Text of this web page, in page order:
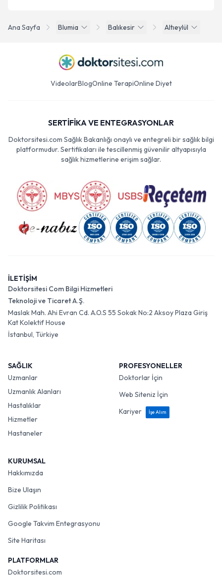
Ana Sayfa Blumia Balıkesir Altıeylül
VideolarBlogOnline TerapiOnline Diyet
SERTİFİKA VE ENTEGRASYONLAR
Doktorsitesi.com Sağlık Bakanlığı onaylı ve entegreli bir sağlık bilgi
platformudur. Sertifikaları ile tescillenmiş güvenilir altyapısıyla
sağlık hizmetlerine erişim sağlar.
İLETİŞİM
Doktorsitesi Com Bilgi Hizmetleri
Teknoloji ve Ticaret A.Ş.
Maslak Mah. Ahi Evran Cd. A.O.S 55 Sokak No:2 Aksoy Plaza Giriş
Kat Kolektif House
İstanbul, Türkiye
SAĞLIK
Uzmanlar
Uzmanlık Alanları
Hastalıklar
Hizmetler
Hastaneler
PROFESYONELLER
Doktorlar İçin
Web Siteniz İçin
Kariyer
İşe Alım
KURUMSAL
Hakkımızda
Bize Ulaşın
Gizlilik Politikası
Google Takvim Entegrasyonu
Site Haritası
PLATFORMLAR
Doktorsitesi.com